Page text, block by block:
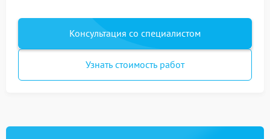
Консультация со специалистом
Узнать стоимость работ